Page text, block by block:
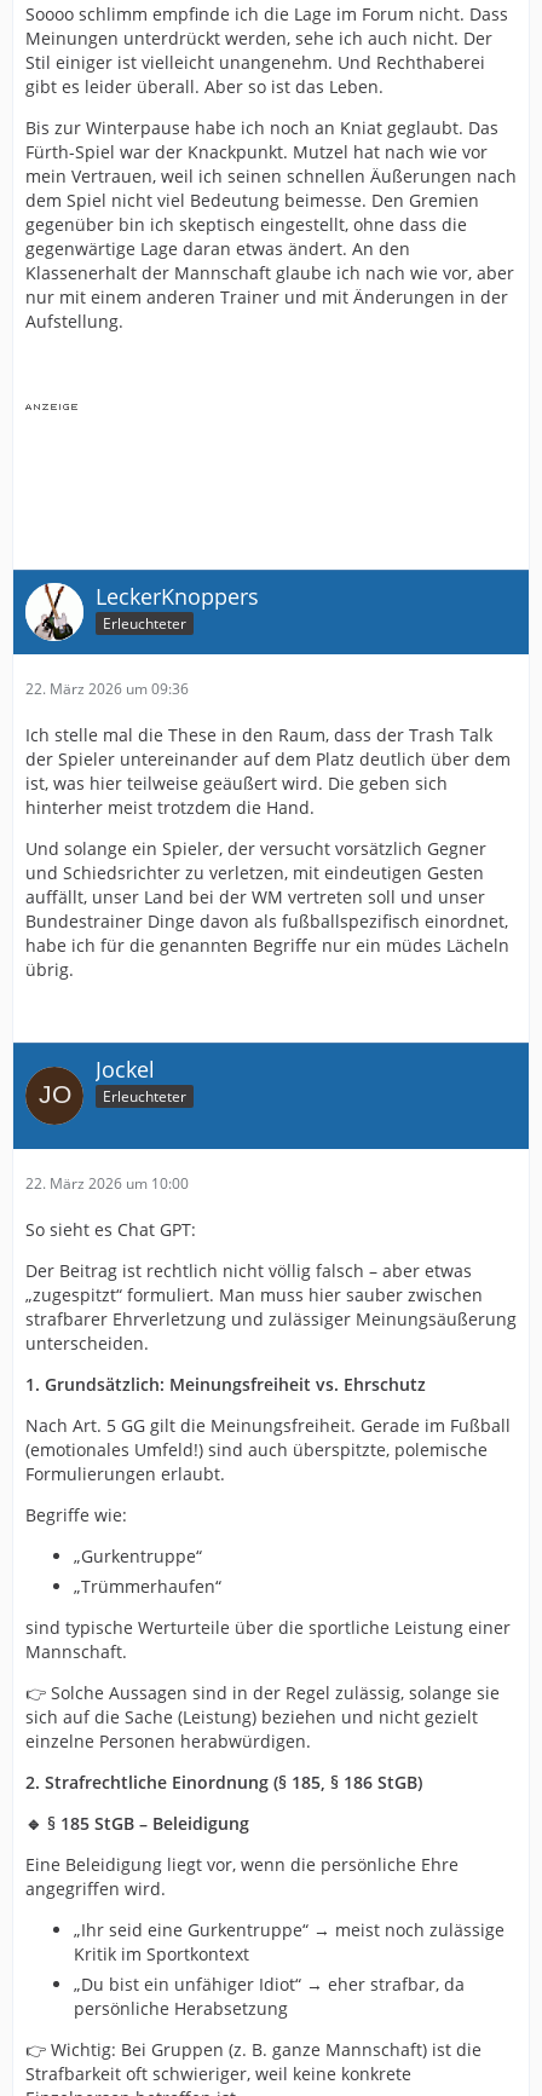
Soooo schlimm empfinde ich die Lage im Forum nicht. Dass
Meinungen unterdrückt werden, sehe ich auch nicht. Der
Stil einiger ist vielleicht unangenehm. Und Rechthaberei
gibt es leider überall. Aber so ist das Leben.
Bis zur Winterpause habe ich noch an Kniat geglaubt. Das
Fürth-Spiel war der Knackpunkt. Mutzel hat nach wie vor
mein Vertrauen, weil ich seinen schnellen Äußerungen nach
dem Spiel nicht viel Bedeutung beimesse. Den Gremien
gegenüber bin ich skeptisch eingestellt, ohne dass die
gegenwärtige Lage daran etwas ändert. An den
Klassenerhalt der Mannschaft glaube ich nach wie vor, aber
nur mit einem anderen Trainer und mit Änderungen in der
Aufstellung.
LeckerKnoppers
Erleuchteter
22. März 2026 um 09:36
Ich stelle mal die These in den Raum, dass der Trash Talk
der Spieler untereinander auf dem Platz deutlich über dem
ist, was hier teilweise geäußert wird. Die geben sich
hinterher meist trotzdem die Hand.
Und solange ein Spieler, der versucht vorsätzlich Gegner
und Schiedsrichter zu verletzen, mit eindeutigen Gesten
auffällt, unser Land bei der WM vertreten soll und unser
Bundestrainer Dinge davon als fußballspezifisch einordnet,
habe ich für die genannten Begriffe nur ein müdes Lächeln
übrig.
Jockel
Erleuchteter
22. März 2026 um 10:00
So sieht es Chat GPT:
Der Beitrag ist rechtlich nicht völlig falsch – aber etwas
„zugespitzt“ formuliert. Man muss hier sauber zwischen
strafbarer Ehrverletzung und zulässiger Meinungsäußerung
unterscheiden.
1. Grundsätzlich: Meinungsfreiheit vs. Ehrschutz
Nach Art. 5 GG gilt die Meinungsfreiheit. Gerade im Fußball
(emotionales Umfeld!) sind auch überspitzte, polemische
Formulierungen erlaubt.
Begriffe wie:
„Gurkentruppe“
„Trümmerhaufen“
sind typische Werturteile über die sportliche Leistung einer
Mannschaft.
👉 Solche Aussagen sind in der Regel zulässig, solange sie
sich auf die Sache (Leistung) beziehen und nicht gezielt
einzelne Personen herabwürdigen.
2. Strafrechtliche Einordnung (§ 185, § 186 StGB)
🔹 § 185 StGB – Beleidigung
Eine Beleidigung liegt vor, wenn die persönliche Ehre
angegriffen wird.
„Ihr seid eine Gurkentruppe“ → meist noch zulässige
Kritik im Sportkontext
„Du bist ein unfähiger Idiot“ → eher strafbar, da
persönliche Herabsetzung
👉 Wichtig: Bei Gruppen (z. B. ganze Mannschaft) ist die
Strafbarkeit oft schwieriger, weil keine konkrete